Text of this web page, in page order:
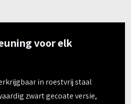
voor elk
in roestvrij staal
zwart gecoate versie,